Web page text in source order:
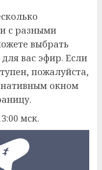
с разными
выбрать
вас эфир. Если
пожалуйста,
окном
мск.